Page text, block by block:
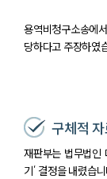
용역비청구소송에
당하다고 주장하였
구체적 자
재판부는 법무법인
기’ 결정을 내렸습